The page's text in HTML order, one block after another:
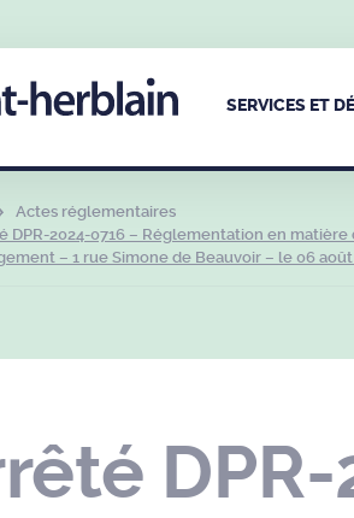
SERVICES ET
Actes réglementaires
DPR-2024-0716 – Réglementation en
– 1 rue Simone de Beauvoir – le 06 août